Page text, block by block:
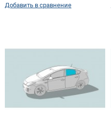
Добавить в сравнение